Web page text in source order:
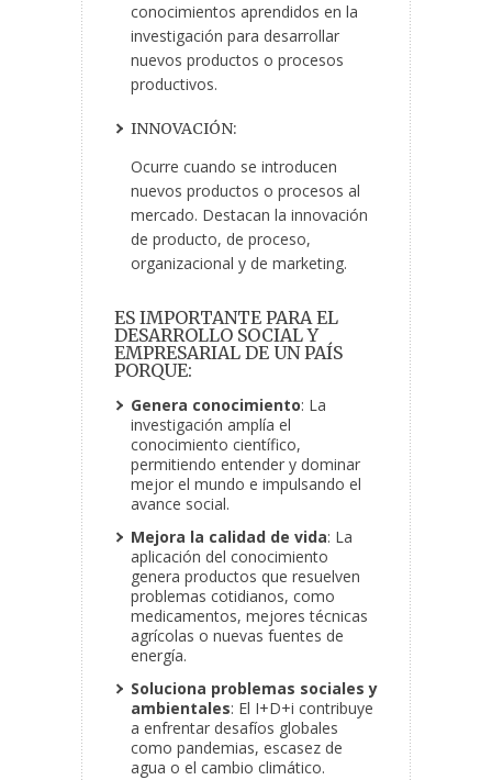
conocimientos aprendidos en la
investigación para desarrollar
nuevos productos o procesos
productivos.
INNOVACIÓN:
Ocurre cuando se introducen
nuevos productos o procesos al
mercado. Destacan la innovación
de producto, de proceso,
organizacional y de marketing.
ES IMPORTANTE PARA EL
DESARROLLO SOCIAL Y
EMPRESARIAL DE UN PAÍS
PORQUE:
Genera conocimiento: La
investigación amplía el
conocimiento científico,
permitiendo entender y dominar
mejor el mundo e impulsando el
avance social.
Mejora la calidad de vida: La
aplicación del conocimiento
genera productos que resuelven
problemas cotidianos, como
medicamentos, mejores técnicas
agrícolas o nuevas fuentes de
energía.
Soluciona problemas sociales y
ambientales: El I+D+i contribuye
a enfrentar desafíos globales
como pandemias, escasez de
agua o el cambio climático.